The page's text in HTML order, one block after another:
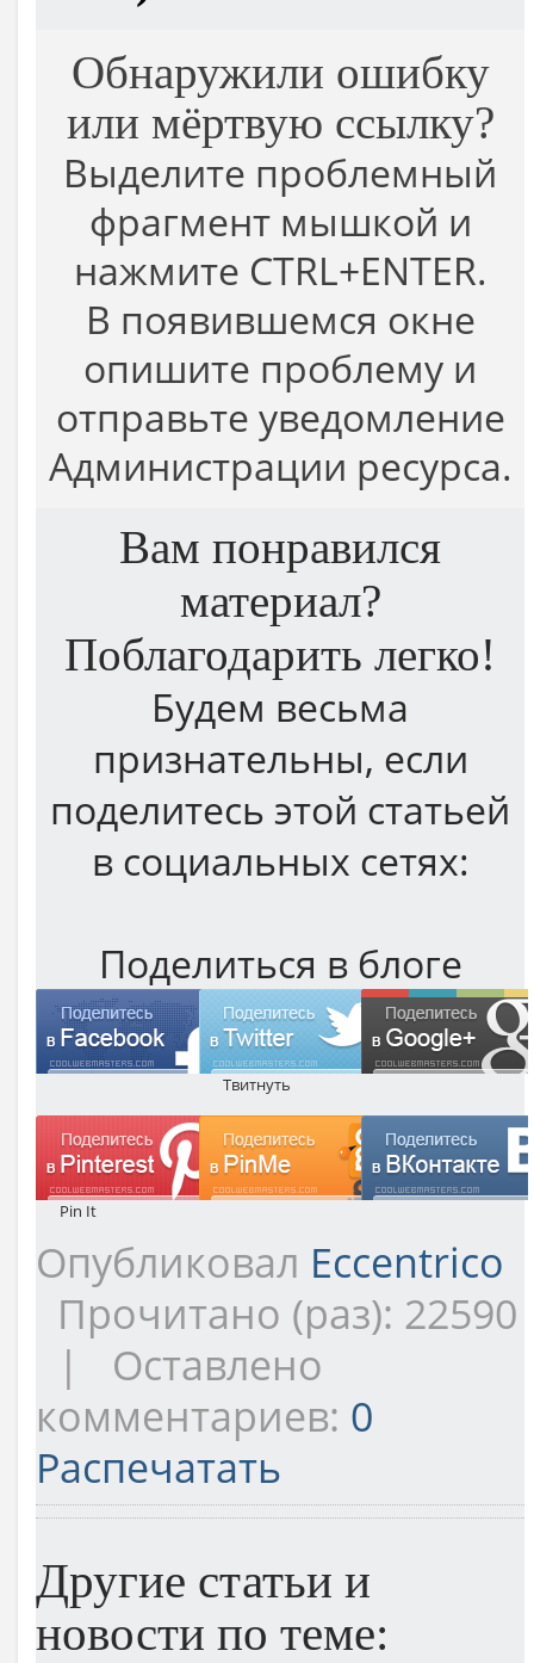
Обнаружили ошибку
или мёртвую ссылку?
Выделите проблемный
фрагмент мышкой и
нажмите CTRL+ENTER.
В появившемся окне
опишите проблему и
отправьте уведомление
Администрации ресурса.
Вам понравился
материал?
Поблагодарить легко!
Будем весьма
признательны, если
поделитесь этой статьей
в социальных сетях:
Поделиться в блоге
Твитнуть
Pin It
Опубликовал Eccentrico
Прочитано (раз): 22590
| Оставлено
комментариев: 0
Распечатать
Другие статьи и
новости по теме: